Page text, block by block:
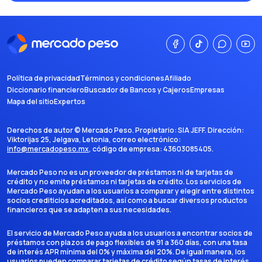
Política de privacidadTérminos y condicionesAfiliado
Diccionario financieroBuscador de Bancos y CajerosEmpresas
Mapa del sitioExpertos
Derechos de autor ©Mercado Peso. Propietario:SIA JEFF. Dirección:
Viktorijas 25, Jelgava, Letonia, correo electrónico:
info@mercadopeso.mx, código de empresa: 43603085405.
Mercado Peso no es un proveedor de préstamos ni de tarjetas de
crédito y no emite préstamos ni tarjetas de crédito. Los servicios de
Mercado Peso ayudan a los usuarios a comparar y elegir entre distintos
socios crediticios acreditados, así como a buscar diversos productos
financieros que se adapten a sus necesidades.
El servicio de Mercado Peso ayuda a los usuarios a encontrar socios de
préstamos con plazos de pago flexibles de 91 a 360 días, con una tasa
de interés APR mínima del 0% y máxima del 20%. De igual manera, los